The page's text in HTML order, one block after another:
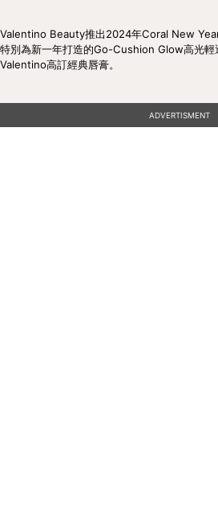
Valentino Beauty推出2024年Coral New
特別為新一年打造的Go-Cushion Glow高光輕
Valentino高訂經典唇膏。
ADVERTISMENT